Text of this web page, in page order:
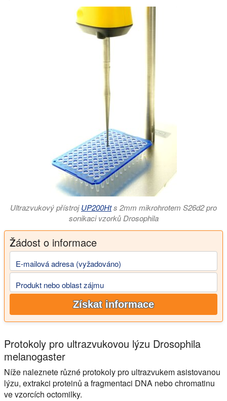
Ultrazvukový přístrojUP200Hts 2mm mikrohrotem S26d2 pro
sonikaci vzorků Drosophila
Žádost o informace
E-mailová adresa (vyžadováno)
Produkt nebo oblast zájmu
Získat informace
Protokoly pro ultrazvukovou lýzu Drosophila
melanogaster
Níže naleznete různé protokoly pro ultrazvukem asistovanou
lýzu, extrakci proteinů a fragmentaci DNA nebo chromatinu
ve vzorcích octomilky.